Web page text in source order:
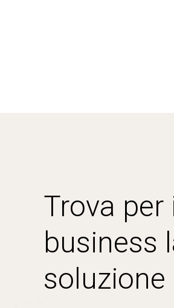
Trova per
business
soluzione